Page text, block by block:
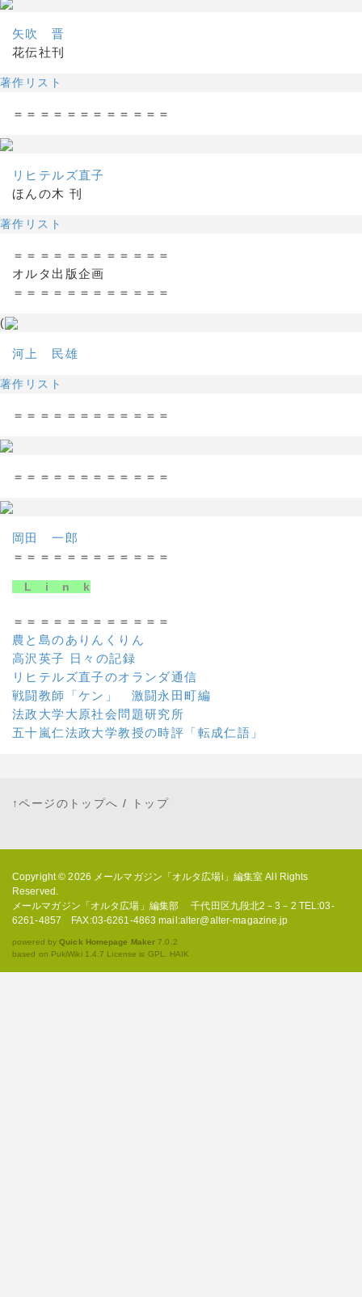
矢吹 晋
花伝社刊
著作リスト
＝＝＝＝＝＝＝＝＝＝＝＝
リヒテルズ直子
ほんの木 刊
著作リスト
＝＝＝＝＝＝＝＝＝＝＝＝
オルタ出版企画
＝＝＝＝＝＝＝＝＝＝＝＝
(
河上 民雄
著作リスト
＝＝＝＝＝＝＝＝＝＝＝＝
＝＝＝＝＝＝＝＝＝＝＝＝
岡田 一郎
＝＝＝＝＝＝＝＝＝＝＝＝
L i n k
＝＝＝＝＝＝＝＝＝＝＝＝
農と島のありんくりん
高沢英子 日々の記録
リヒテルズ直子のオランダ通信
戦闘教師「ケン」 激闘永田町編
法政大学大原社会問題研究所
五十嵐仁法政大学教授の時評「転成仁語」
↑ページのトップへ / トップ
Copyright © 2026 メールマガジン「オルタ広場i」編集室 All Rights
Reserved.
メールマガジン「オルタ広場」編集部 千代田区九段北2－3－2 TEL:03-
6261-4857 FAX:03-6261-4863 mail:alter@alter-magazine.jp
powered byQuick Homepage Maker 7.0.2
based on PukiWiki 1.4.7 License is GPL. HAIK